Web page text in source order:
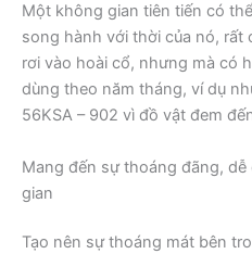
Một không gian tiên tiến có
song hành với thời của nó, rất
rơi vào hoài cổ, nhưng mà có
dùng theo năm tháng, ví dụ
56KSA – 902 vì đồ vật đem
Mang đến sự thoáng đãng,
gian
Tạo nên sự thoáng mát bên